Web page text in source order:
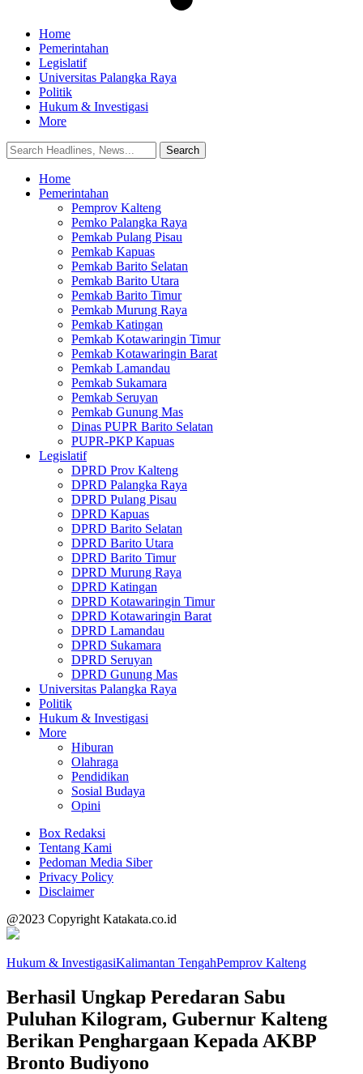
Home
Pemerintahan
Legislatif
Universitas Palangka Raya
Politik
Hukum & Investigasi
More
Home
Pemerintahan
Pemprov Kalteng
Pemko Palangka Raya
Pemkab Pulang Pisau
Pemkab Kapuas
Pemkab Barito Selatan
Pemkab Barito Utara
Pemkab Barito Timur
Pemkab Murung Raya
Pemkab Katingan
Pemkab Kotawaringin Timur
Pemkab Kotawaringin Barat
Pemkab Lamandau
Pemkab Sukamara
Pemkab Seruyan
Pemkab Gunung Mas
Dinas PUPR Barito Selatan
PUPR-PKP Kapuas
Legislatif
DPRD Prov Kalteng
DPRD Palangka Raya
DPRD Pulang Pisau
DPRD Kapuas
DPRD Barito Selatan
DPRD Barito Utara
DPRD Barito Timur
DPRD Murung Raya
DPRD Katingan
DPRD Kotawaringin Timur
DPRD Kotawaringin Barat
DPRD Lamandau
DPRD Sukamara
DPRD Seruyan
DPRD Gunung Mas
Universitas Palangka Raya
Politik
Hukum & Investigasi
More
Hiburan
Olahraga
Pendidikan
Sosial Budaya
Opini
Box Redaksi
Tentang Kami
Pedoman Media Siber
Privacy Policy
Disclaimer
@2023 Copyright Katakata.co.id
Hukum & InvestigasiKalimantan TengahPemprov Kalteng
Berhasil Ungkap Peredaran Sabu
Puluhan Kilogram, Gubernur Kalteng
Berikan Penghargaan Kepada AKBP
Bronto Budiyono